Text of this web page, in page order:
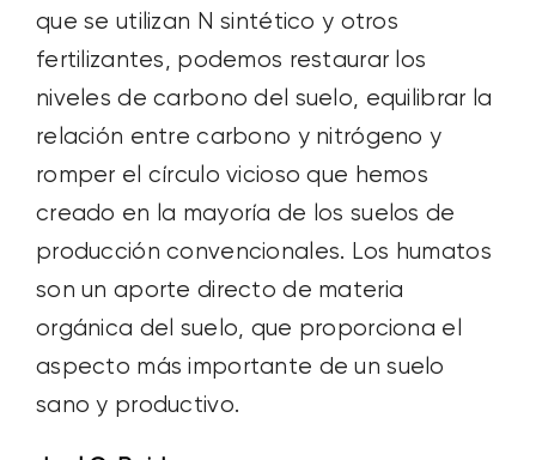
que se utilizan N sintético y otros
fertilizantes, podemos restaurar los
niveles de carbono del suelo, equilibrar la
relación entre carbono y nitrógeno y
romper el círculo vicioso que hemos
creado en la mayoría de los suelos de
producción convencionales. Los humatos
son un aporte directo de materia
orgánica del suelo, que proporciona el
aspecto más importante de un suelo
sano y productivo.